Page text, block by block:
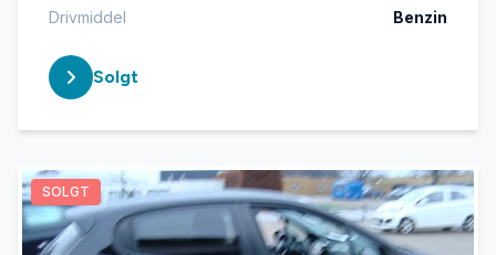
Drivmiddel Benzin
Solgt
SOLGT